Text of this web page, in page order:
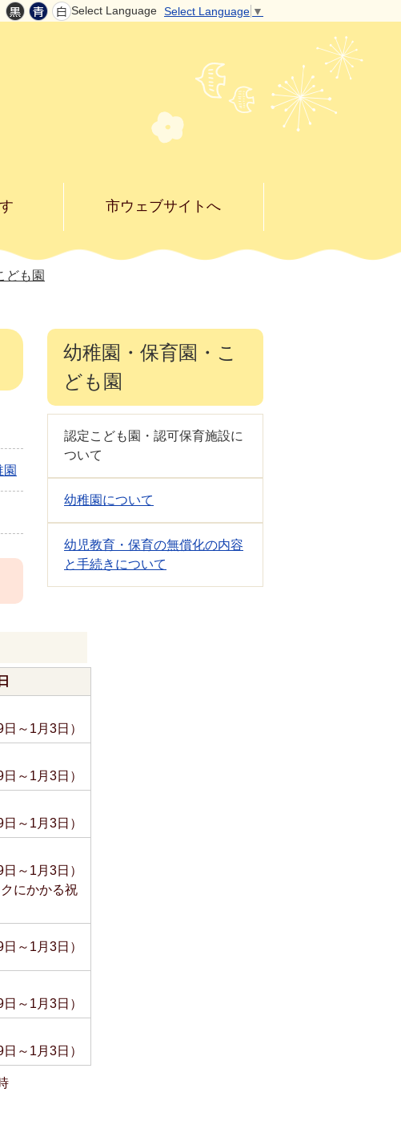
Select Language Select Language ▼
市ウェブサイトへ
ども園
～1月3日）
～1月3日）
～1月3日）
～1月3日）
にかかる祝
～1月3日）
～1月3日）
～1月3日）
幼稚園・保育園・こ
ども園
認定こども園・認可保育施設に
ついて
幼稚園について
幼児教育・保育の無償化の内容
と手続きについて